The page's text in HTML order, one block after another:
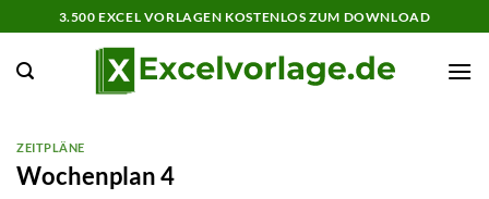
Inhalt
springen
3.500 EXCEL VORLAGEN KOSTENLOS ZUM DOWNLOAD
ZEITPLÄNE
Wochenplan 4